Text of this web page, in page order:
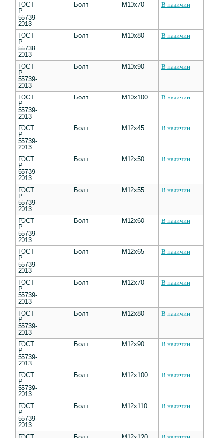
ГОСТ
Р
55739-
2013
Болт М10х70 В наличии
ГОСТ
Р
55739-
2013
Болт М10х80 В наличии
ГОСТ
Р
55739-
2013
Болт М10х90 В наличии
ГОСТ
Р
55739-
2013
Болт М10х100 В наличии
ГОСТ
Р
55739-
2013
Болт М12х45 В наличии
ГОСТ
Р
55739-
2013
Болт М12х50 В наличии
ГОСТ
Р
55739-
2013
Болт М12х55 В наличии
ГОСТ
Р
55739-
2013
Болт М12х60 В наличии
ГОСТ
Р
55739-
2013
Болт М12х65 В наличии
ГОСТ
Р
55739-
2013
Болт М12х70 В наличии
ГОСТ
Р
55739-
2013
Болт М12х80 В наличии
ГОСТ
Р
55739-
2013
Болт М12х90 В наличии
ГОСТ
Р
55739-
2013
Болт М12х100 В наличии
ГОСТ
Р
55739-
2013
Болт М12х110 В наличии